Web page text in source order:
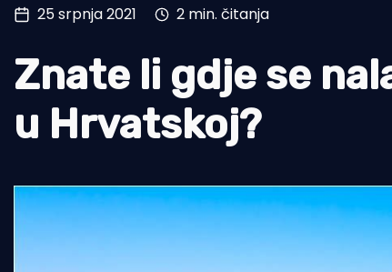
Ribolov
Tradicija i kultura
25 srpnja 2021 2 min. čitanja
Znate li gdje se
u Hrvatskoj?